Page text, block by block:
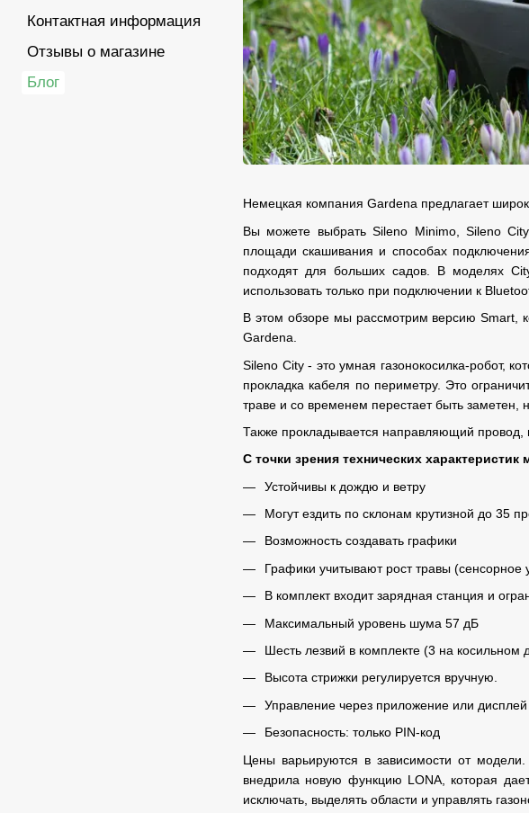
Немецкая компания Gardena предлагает
Вы можете выбрать Sileno Minimo, Sileno
площади скашивания и способах
подходят для больших садов. В моделях
использовать только при подключении к
В этом обзоре мы рассмотрим версию Smart,
Gardena.
Sileno City - это умная газонокосилка-робот,
прокладка кабеля по периметру. Это
траве и со временем перестает быть заметен,
Также прокладывается направляющий провод,
С точки зрения технических
Устойчивы к дождю и ветру
Могут ездить по склонам крутизной до 35
Возможность создавать графики
Графики учитывают рост травы (сенсорное
В комплект входит зарядная станция и
Максимальный уровень шума 57 дБ
Шесть лезвий в комплекте (3 на косильном
Высота стрижки регулируется вручную.
Управление через приложение или дисплей
Безопасность: только PIN-код
Цены варьируются в зависимости от
внедрила новую функцию LONA, которая
исключать, выделять области и управлять
Контактная информация
Отзывы о магазине
Блог